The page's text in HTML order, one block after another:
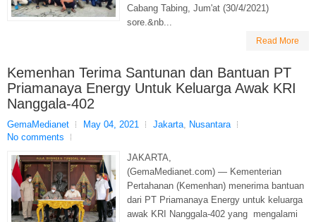
Cabang Tabing, Jum'at (30/4/2021)
sore.&nb...
Read More
Kemenhan Terima Santunan dan Bantuan PT
Priamanaya Energy Untuk Keluarga Awak KRI
Nanggala-402
GemaMedianet May 04, 2021 Jakarta, Nusantara
No comments
JAKARTA,
(GemaMedianet.com) — Kementerian
Pertahanan (Kemenhan) menerima bantuan
dari PT Priamanaya Energy untuk keluarga
awak KRI Nanggala-402 yang mengalami